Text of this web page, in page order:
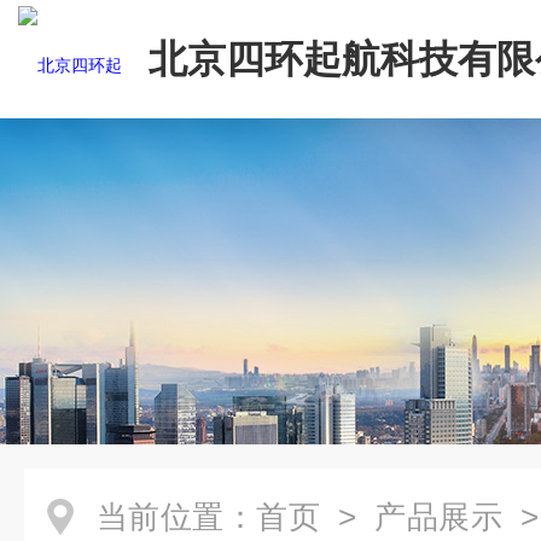
北京四环起航科技有
当前位置： 首页 > 产品展示